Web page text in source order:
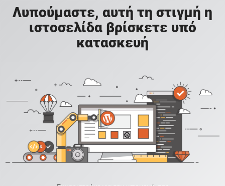
Λυπούμαστε, αυτή τη στιγμή η
ιστοσελίδα βρίσκετε υπό
κατασκευή